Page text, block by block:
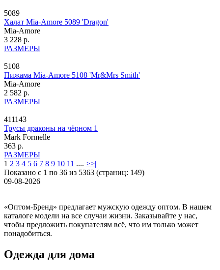
5089
Халат Mia-Amore 5089 'Dragon'
Mia-Amore
3 228 р.
РАЗМЕРЫ
5108
Пижама Mia-Amore 5108 'Mr&Mrs Smith'
Mia-Amore
2 582 р.
РАЗМЕРЫ
411143
Трусы драконы на чёрном 1
Mark Formelle
363 р.
РАЗМЕРЫ
1 2 3 4 5 6 7 8 9 10 11 .... >>|
Показано с 1 по 36 из 5363 (страниц: 149)
09-08-2026
«Оптом-Бренд» предлагает мужскую одежду оптом. В нашем
каталоге модели на все случаи жизни. Заказывайте у нас,
чтобы предложить покупателям всё, что им только может
понадобиться.
Одежда для дома